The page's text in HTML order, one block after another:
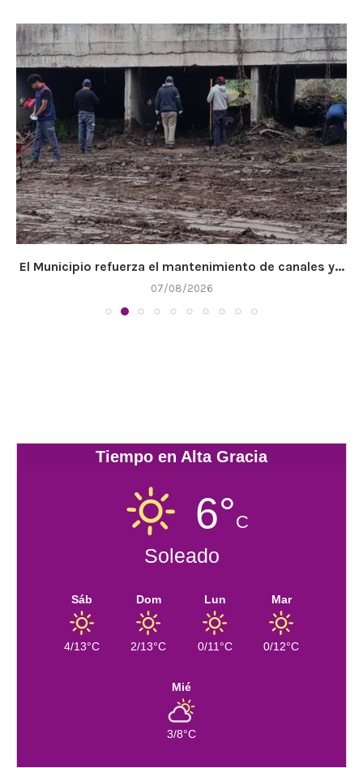
El Municipio refuerza el mantenimiento de canales y...
07/08/2026
Tiempo en Alta Gracia
6°C
Soleado
Sáb
4/13°C
Dom
2/13°C
Lun
0/11°C
Mar
0/12°C
Mié
3/8°C